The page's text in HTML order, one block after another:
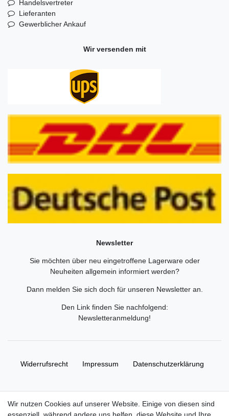
Handelsvertreter
Lieferanten
Gewerblicher Ankauf
Wir versenden mit
Newsletter
Sie möchten über neu eingetroffene Lagerware oder
Neuheiten allgemein informiert werden?
Dann melden Sie sich doch für unseren Newsletter an.
Den Link finden Sie nachfolgend:
Newsletteranmeldung!
Widerrufs­recht Impressum Daten­schutz­erklärung
Wir nutzen Cookies auf unserer Website. Einige von diesen sind